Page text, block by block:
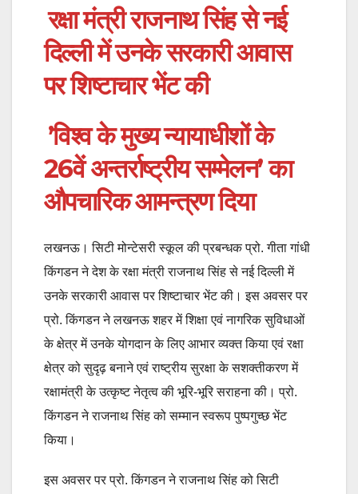
रक्षा मंत्री राजनाथ सिंह से नई
दिल्ली में उनके सरकारी आवास
पर शिष्टाचार भेंट की
’विश्व के मुख्य न्यायाधीशों के
26वें अन्तर्राष्ट्रीय सम्मेलन’ का
औपचारिक आमन्त्रण दिया
लखनऊ। सिटी मोन्टेसरी स्कूल की प्रबन्धक प्रो. गीता गांधी
किंगडन ने देश के रक्षा मंत्री राजनाथ सिंह से नई दिल्ली में
उनके सरकारी आवास पर शिष्टाचार भेंट की। इस अवसर पर
प्रो. किंगडन ने लखनऊ शहर में शिक्षा एवं नागरिक सुविधाओं
के क्षेत्र में उनके योगदान के लिए आभार व्यक्त किया एवं रक्षा
क्षेत्र को सुदृढ़ बनाने एवं राष्ट्रीय सुरक्षा के सशक्तीकरण में
रक्षामंत्री के उत्कृष्ट नेतृत्व की भूरि-भूरि सराहना की। प्रो.
किंगडन ने राजनाथ सिंह को सम्मान स्वरूप पुष्पगुच्छ भेंट
किया।
इस अवसर पर प्रो. किंगडन ने राजनाथ सिंह को सिटी